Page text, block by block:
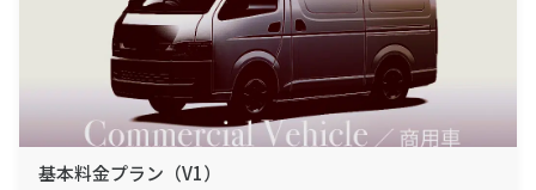
基本料金プラン（V1）